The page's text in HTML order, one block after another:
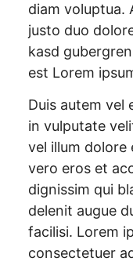
diam voluptua.
justo duo
kasd
est Lorem
Duis autem vel
in vulputate
vel illum dolore
vero eros et
dignissim qui
delenit augue
facilisi. Lorem
consectetuer